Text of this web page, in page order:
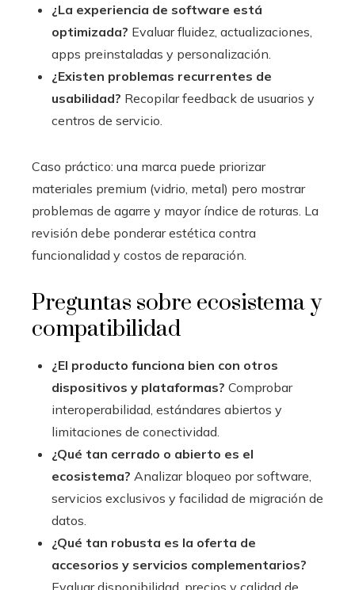
¿La experiencia de software está
optimizada? Evaluar fluidez, actualizaciones,
apps preinstaladas y personalización.
¿Existen problemas recurrentes de
usabilidad? Recopilar feedback de usuarios y
centros de servicio.
Caso práctico: una marca puede priorizar
materiales premium (vidrio, metal) pero mostrar
problemas de agarre y mayor índice de roturas. La
revisión debe ponderar estética contra
funcionalidad y costos de reparación.
Preguntas sobre ecosistema y
compatibilidad
¿El producto funciona bien con otros
dispositivos y plataformas? Comprobar
interoperabilidad, estándares abiertos y
limitaciones de conectividad.
¿Qué tan cerrado o abierto es el
ecosistema? Analizar bloqueo por software,
servicios exclusivos y facilidad de migración de
datos.
¿Qué tan robusta es la oferta de
accesorios y servicios complementarios?
Evaluar disponibilidad, precios y calidad de